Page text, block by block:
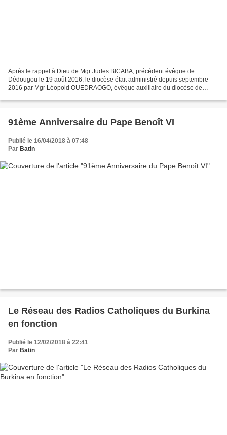
Après le rappel à Dieu de Mgr Judes BICABA, précédent évêque de
Dédougou le 19 août 2016, le diocèse était administré depuis septembre
2016 par Mgr Léopold OUEDRAOGO, évêque auxiliaire du diocèse de
91ème Anniversaire du Pape Benoît VI
Publié le 16/04/2018 à 07:48
Par Batin
Le Réseau des Radios Catholiques du Burkina
en fonction
Publié le 12/02/2018 à 22:41
Par Batin